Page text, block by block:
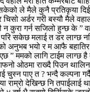
ले मैले कुनै प्रतिकृया
चिसो अर्डर गरी बस्यौ मैले
कुरा गर्न सजिलो हुन्छ के ”
परि सकेछ मलाई त डर लाग्छ
अनुभब भयो र म आफै बहातिर
” ममको लागि टाईम लाग्छ है
ओठमा राख्दै पिउन
चुस्न पाए त ? भन्दै कल्पना
राम्रो देखिन्छ नि तपाईलाई